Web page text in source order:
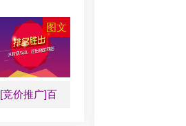
[竞价推广]百